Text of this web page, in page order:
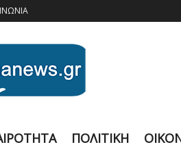
ΠΟΛΙΤΙΚΗ